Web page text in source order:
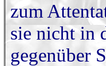
zum
sie nicht in
gegenüber